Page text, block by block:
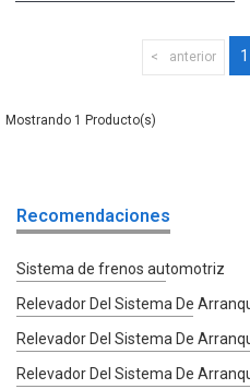
anterior 1
1
Recomendaciones
Sistema de frenos automotriz
Relevador Del Sistema De
Relevador Del Sistema De
Relevador Del Sistema De